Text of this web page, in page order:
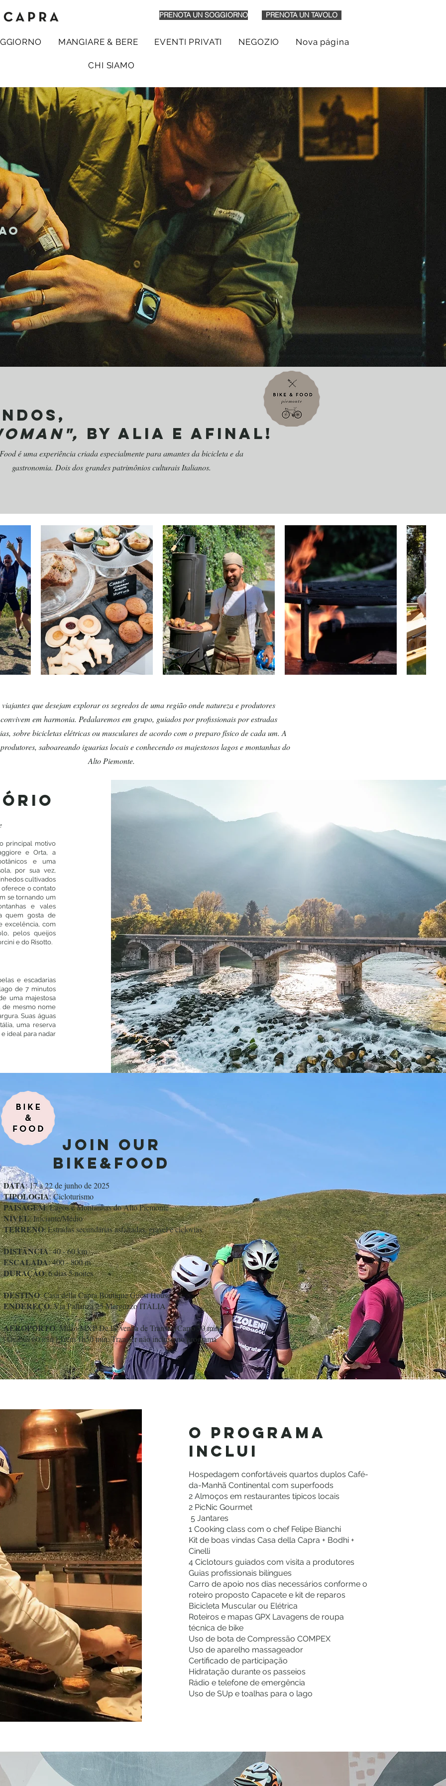
PRENOTA UN SOGGIORNO PRENOTA UN TAVOLO
MANGIARE & BERE EVENTI PRIVATI NEGOZIO Nova página
CHI SIAMO
by aLIA e Afinal!
é uma experiência criada especialmente para amantes da bicicleta e da
gastronomia. Dois dos grandes patrimônios culturais Italianos.
que desejam explorar os segredos de uma região onde natureza e produtores
em harmonia. Pedalaremos em grupo, guiados por profissionais por estradas
sobre bicicletas elétricas ou musculares de acordo com o preparo físico de cada um. A
saboareando iguarias locais e conhecendo os majestosos lagos e montanhas do
Alto Piemonte.
principal motivo
e Orta, a
e uma
por sua vez,
cultivados
oferece o contato
se tornando um
e vales
quem gosta de
excelência, com
pelos queijos
e do Risotto.
e escadarias
de 7 minutos
uma majestosa
de mesmo nome
Suas águas
uma reserva
ideal para nadar
JOIN OUR
BIKE&FOOD
DATA: 17 a 22 de junho de 2025
TIPOLOGIA: Cicloturismo
PAISAGEM: Lagos e Montanhas do Alto Piemonte
NÍVEL: Iniciante/Médio
TERRENO: Estradas secundárias asfaltadas, gravel e ciclovias
DISTÂNCIA: 40 - 60 km
ESCALADA: 400 - 800 m
DURAÇÃO: 6 dias 5 noites
DESTINO: Casa della Capra Boutique Guest House
ENDEREÇO: Via Pallanza 25 Mergozzo ITÁLIA
AEROPORTO: Milão MXP De lá, venha de Transfer/Carro 50 min
| Ônibus 60 min | Trem 1h50 min. Transfer não incluso no programa
o programa
inclui
Hospedagem confortáveis quartos duplos Café-
da-Manhã Continental com superfoods
2 Almoços em restaurantes típicos locais
2 PicNic Gourmet
5 Jantares
1 Cooking class com o chef Felipe Bianchi
Kit de boas vindas Casa della Capra + Bodhi +
Cinelli
4 Ciclotours guiados com visita a produtores
Guias profissionais bilíngues
Carro de apoio nos dias necessários conforme o
roteiro proposto Capacete e kit de reparos
Bicicleta Muscular ou Elétrica
Roteiros e mapas GPX Lavagens de roupa
técnica de bike
Uso de bota de Compressão COMPEX
Uso de aparelho massageador
Certificado de participação
Hidratação durante os passeios
Rádio e telefone de emergência
Uso de SUp e toalhas para o lago